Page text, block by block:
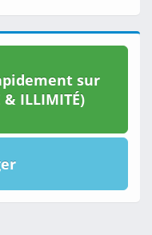
sur
& ILLIMITÉ)